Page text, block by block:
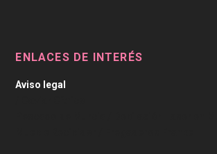
ENLACES DE INTERÉS
Aviso legal